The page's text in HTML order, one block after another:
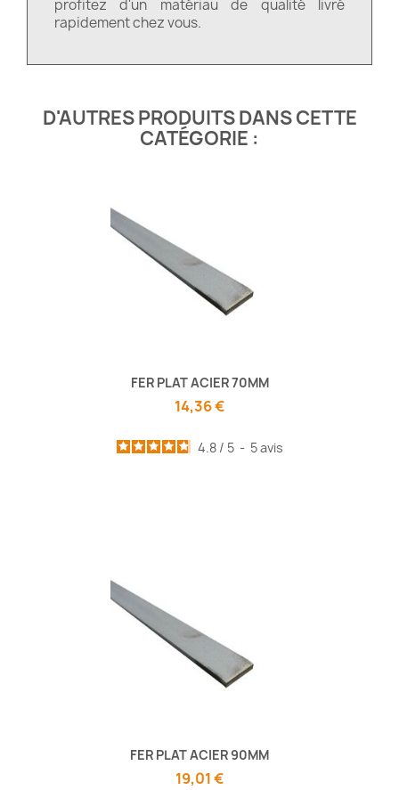
profitez d'un matériau de qualité livré
rapidement chez vous.
D'AUTRES PRODUITS DANS CETTE
CATÉGORIE :
FER PLAT ACIER 70MM
14,36 €
4.8 / 5 - 5avis
FER PLAT ACIER 90MM
19,01 €